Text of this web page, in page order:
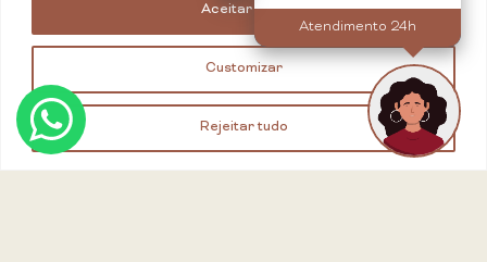
Customizar
Rejeitar tudo
Aceitar tudo
Atendimento 24h